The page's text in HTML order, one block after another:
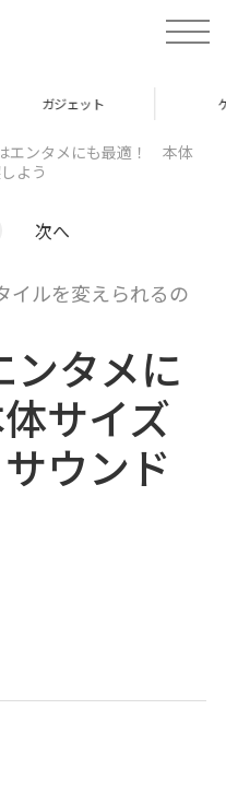
t
o
a
v
エンタメにも最適！ 本体
よう
次へ
イルを変えられるの
ンタメに
サイズ
ウンド